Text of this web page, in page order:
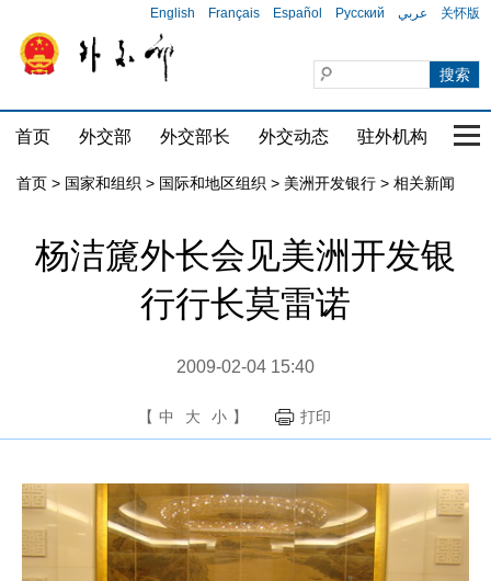
English Français Español Русский عربي 关怀版
首页 外交部 外交部长 外交动态 驻外机构 国
首页 > 国家和组织 > 国际和地区组织 > 美洲开发银行 > 相关新闻
杨洁篪外长会见美洲开发银
行行长莫雷诺
2009-02-04 15:40
【 中 大 小 】 打印